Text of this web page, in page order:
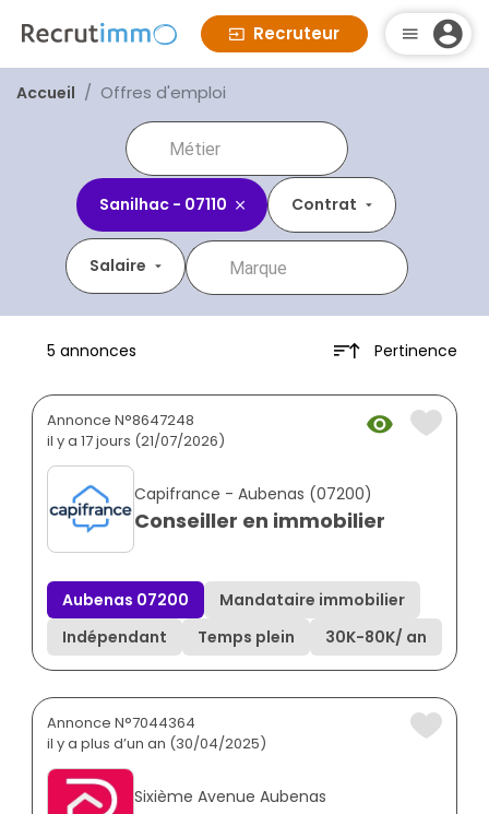
Recruteur
Accueil Offres d'emploi
Sanilhac - 07110 Contrat
Salaire
5 annonces Pertinence
Annonce N°8647248
il y a 17 jours (21/07/2026)
Capifrance - Aubenas (07200)
Conseiller en immobilier
Aubenas 07200
Mandataire immobilier
Indépendant
Temps plein 30K-80K/ an
Annonce N°7044364
il y a plus d’un an (30/04/2025)
Sixième Avenue Aubenas